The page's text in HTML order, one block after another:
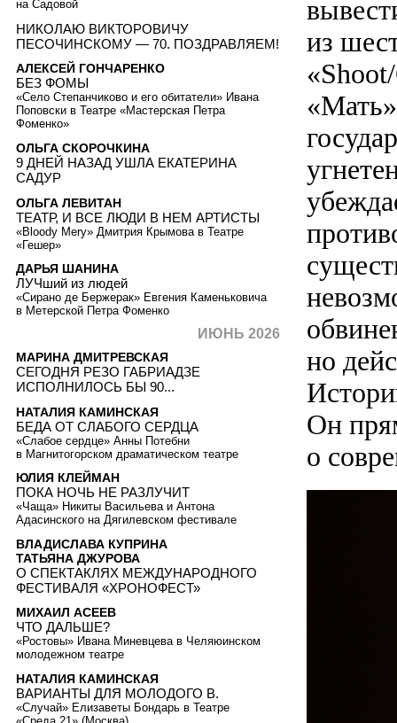
из
но
Он
о
на Садовой
НИКОЛАЮ ВИКТОРОВИЧУ
ПЕСОЧИНСКОМУ — 70. ПОЗДРАВЛЯЕМ!
АЛЕКСЕЙ ГОНЧАРЕНКО
БЕЗ ФОМЫ
«Село Степанчиково и его обитатели» Ивана
Поповски в Театре «Мастерская Петра
Фоменко»
ОЛЬГА СКОРОЧКИНА
9 ДНЕЙ НАЗАД УШЛА ЕКАТЕРИНА
САДУР
ОЛЬГА ЛЕВИТАН
ТЕАТР, И ВСЕ ЛЮДИ В НЕМ АРТИСТЫ
«Bloody Mery» Дмитрия Крымова в Театре
«Гешер»
ДАРЬЯ ШАНИНА
ЛУЧший из людей
«Сирано де Бержерак» Евгения Каменьковича
в Метерской Петра Фоменко
ИЮНЬ 2026
МАРИНА ДМИТРЕВСКАЯ
СЕГОДНЯ РЕЗО ГАБРИАДЗЕ
ИСПОЛНИЛОСЬ БЫ 90...
НАТАЛИЯ КАМИНСКАЯ
БЕДА ОТ СЛАБОГО СЕРДЦА
«Слабое сердце» Анны Потебни
в Магнитогорском драматическом театре
ЮЛИЯ КЛЕЙМАН
ПОКА НОЧЬ НЕ РАЗЛУЧИТ
«Чаща» Никиты Васильева и Антона
Адасинского на Дягилевском фестивале
ВЛАДИСЛАВА КУПРИНА
ТАТЬЯНА ДЖУРОВА
О СПЕКТАКЛЯХ МЕЖДУНАРОДНОГО
ФЕСТИВАЛЯ «ХРОНОФЕСТ»
МИХАИЛ АСЕЕВ
ЧТО ДАЛЬШЕ?
«Ростовы» Ивана Миневцева в Челяюинском
молодежном театре
НАТАЛИЯ КАМИНСКАЯ
ВАРИАНТЫ ДЛЯ МОЛОДОГО В.
«Случай» Елизаветы Бондарь в Театре